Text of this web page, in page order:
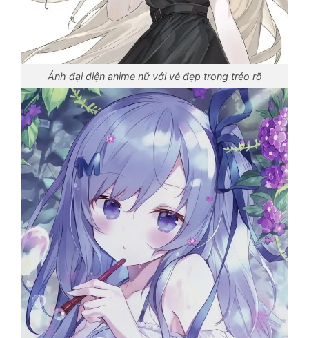
Ảnh đại diện anime nữ với vẻ đẹp trong trẻo rõ